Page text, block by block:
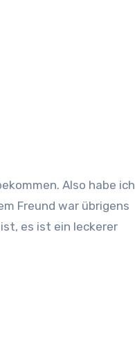
Also habe ich
Freund war übrigens
es ist ein leckerer